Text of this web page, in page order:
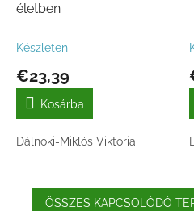
életben
Készleten
€23,39
Kosárba
Dálnoki-Miklós Viktória
ÖSSZES KAPCSOLÓDÓ